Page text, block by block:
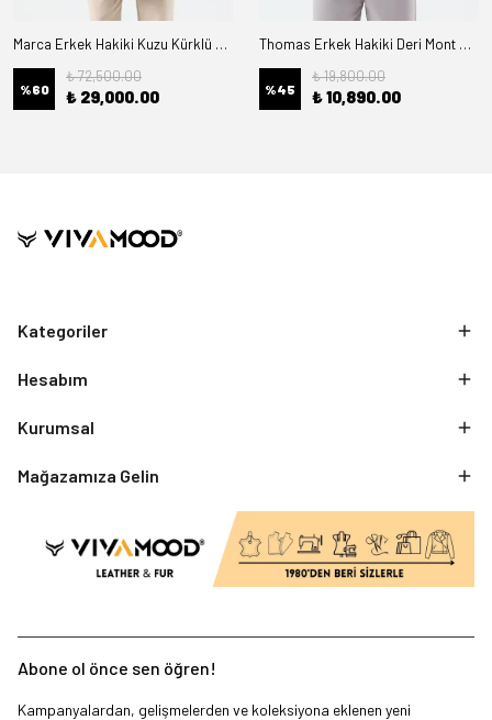
Marca Erkek Hakiki Kuzu Kürklü Deri Kaban
%60
₺ 72,500.00
₺ 29,000.00
Thomas Erkek Hakiki Deri Mont Kürk Astarlı
%45
₺ 19,800.00
₺ 10,890.00
Kategoriler
Hesabım
Kurumsal
Mağazamıza Gelin
Abone ol önce sen öğren!
Kampanyalardan, gelişmelerden ve koleksiyona eklenen yeni